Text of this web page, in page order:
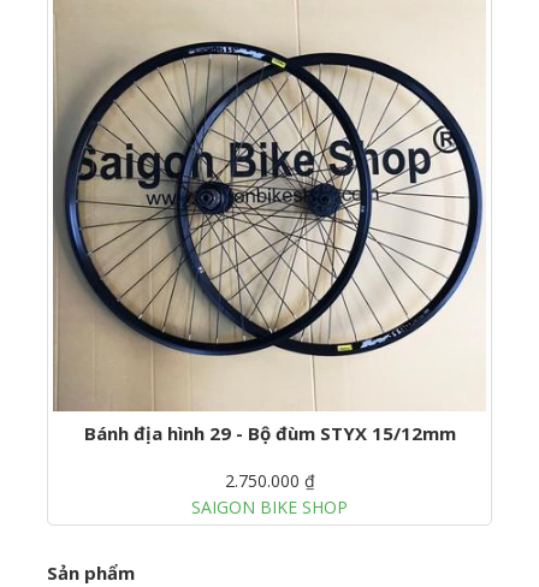
Bánh địa hình 29 - Bộ đùm STYX 15/12mm
2.750.000 ₫
SAIGON BIKE SHOP
Sản phẩm